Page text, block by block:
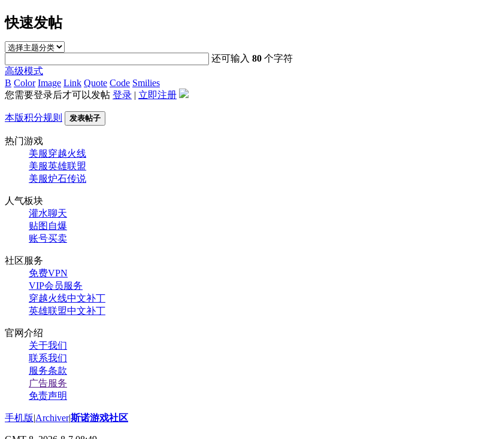
快速发帖
还可输入80 个字符
高级模式
B Color Image Link Quote Code Smilies
您需要登录后才可以发帖 登录 | 立即注册
本版积分规则 发表帖子
热门游戏
美服穿越火线
美服英雄联盟
美服炉石传说
人气板块
灌水聊天
贴图自爆
账号买卖
社区服务
免费VPN
VIP会员服务
穿越火线中文补丁
英雄联盟中文补丁
官网介绍
关于我们
联系我们
服务条款
广告服务
免责声明
手机版|Archiver|斯诺游戏社区